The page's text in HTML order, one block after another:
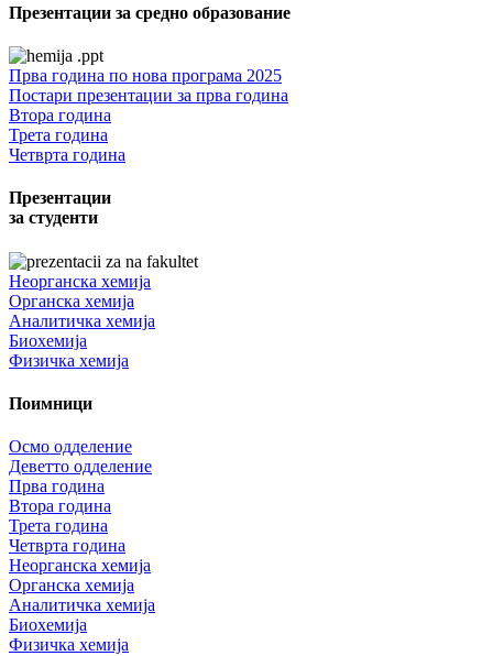
Презентации за средно образование
Прва година по нова програма 2025
Постари презентации за прва година
Втора година
Трета година
Четврта година
Презентации
за студенти
Неорганска хемија
Органска хемија
Аналитичка хемија
Биохемија
Физичка хемија
Поимници
Осмо одделение
Деветто одделение
Прва година
Втора година
Трета година
Четврта година
Неорганска хемија
Органска хемија
Аналитичка хемија
Биохемија
Физичка хемија